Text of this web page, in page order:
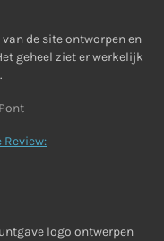
de site ontworpen en
geheel ziet er werkelijk
Review:
logo ontwerpen